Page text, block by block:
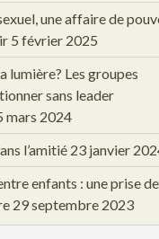
une affaire de
5 février 2025
lumière? Les groupes
sans leader
mars 2024
l’amitié 23 janvier
enfants : une prise de
29 septembre 2023